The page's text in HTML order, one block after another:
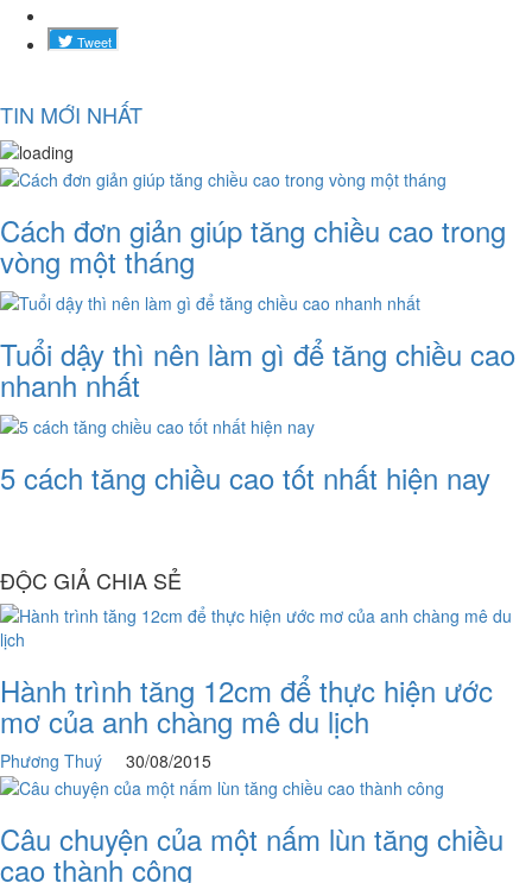
TIN MỚI NHẤT
Cách đơn giản giúp tăng chiều cao trong
vòng một tháng
Tuổi dậy thì nên làm gì để tăng chiều cao
nhanh nhất
5 cách tăng chiều cao tốt nhất hiện nay
ĐỘC GIẢ CHIA SẺ
Hành trình tăng 12cm để thực hiện ước
mơ của anh chàng mê du lịch
Phương Thuý 30/08/2015
Câu chuyện của một nấm lùn tăng chiều
cao thành công